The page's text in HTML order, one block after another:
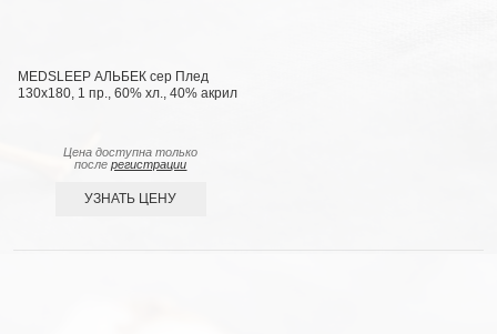
MEDSLEEP АЛЬБЕК сер Плед
130x180, 1 пр., 60% хл., 40% акрил
Цена доступна только
послерегистрации
УЗНАТЬ ЦЕНУ